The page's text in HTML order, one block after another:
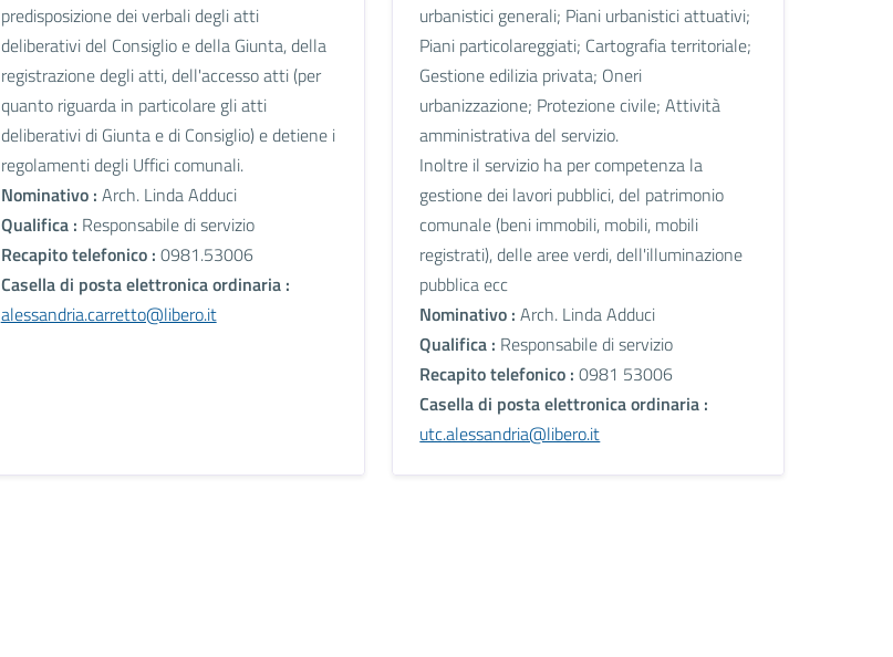
predisposizione dei verbali degli atti
deliberativi del Consiglio e della Giunta, della
registrazione degli atti, dell'accesso atti (per
quanto riguarda in particolare gli atti
deliberativi di Giunta e di Consiglio) e detiene i
regolamenti degli Uffici comunali.
Nominativo : Arch. Linda Adduci
Qualifica : Responsabile di servizio
Recapito telefonico : 0981.53006
Casella di posta elettronica ordinaria :
alessandria.carretto@libero.it
urbanistici generali; Piani urbanistici attuativi;
Piani particolareggiati; Cartografia territoriale;
Gestione edilizia privata; Oneri
urbanizzazione; Protezione civile; Attività
amministrativa del servizio.
Inoltre il servizio ha per competenza la
gestione dei lavori pubblici, del patrimonio
comunale (beni immobili, mobili, mobili
registrati), delle aree verdi, dell'illuminazione
pubblica ecc
Nominativo :Arch. Linda Adduci
Qualifica : Responsabile di servizio
Recapito telefonico :0981 53006
Casella di posta elettronica ordinaria :
utc.alessandria@libero.it